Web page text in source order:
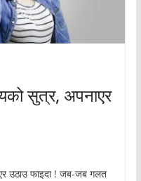
सुत्र, अपनाएर
उठाउ फाइदा ! जब-जब गलत